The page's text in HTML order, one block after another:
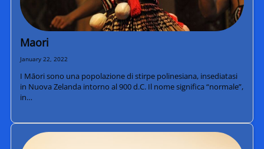
Maori
January 22, 2022
I Māori sono una popolazione di stirpe polinesiana, insediatasi
in Nuova Zelanda intorno al 900 d.C. Il nome significa “normale”,
in…